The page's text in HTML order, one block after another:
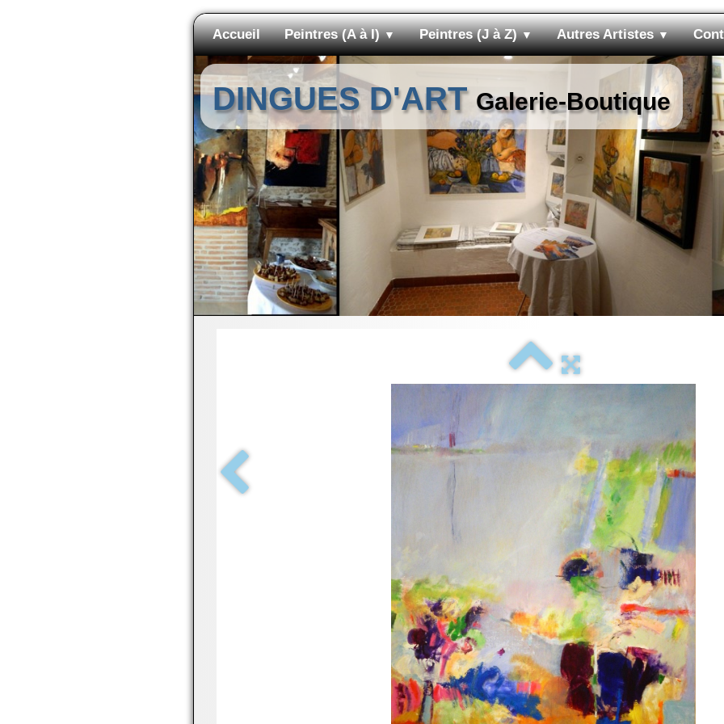
Accueil Peintres (A à I)▼ Peintres (J à Z)▼ Autres Artistes▼
DINGUES D'ART Galerie-Boutique